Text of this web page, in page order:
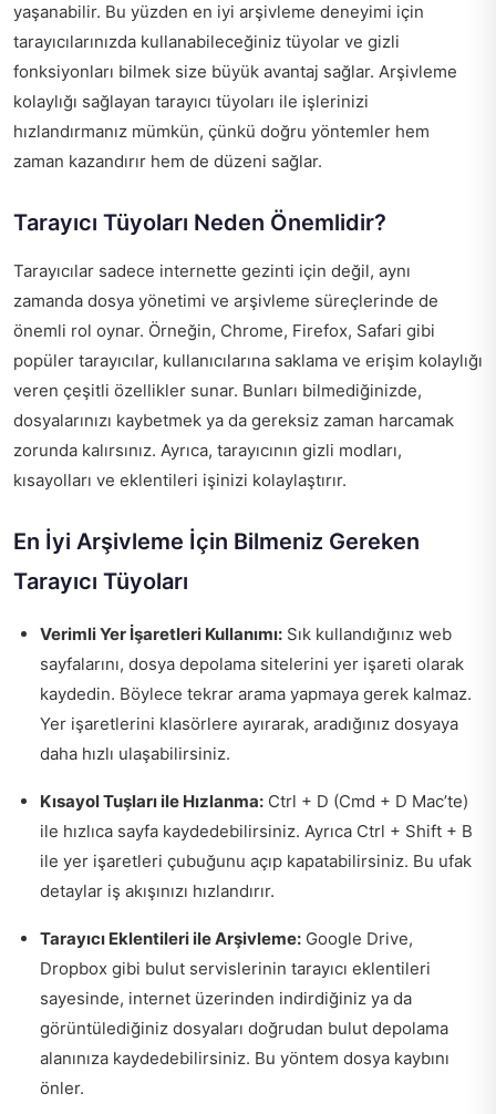
yaşanabilir. Bu yüzden en iyi arşivleme deneyimi için
tarayıcılarınızda kullanabileceğiniz tüyolar ve gizli
fonksiyonları bilmek size büyük avantaj sağlar. Arşivleme
kolaylığı sağlayan tarayıcı tüyoları ile işlerinizi
hızlandırmanız mümkün, çünkü doğru yöntemler hem
zaman kazandırır hem de düzeni sağlar.
Tarayıcı Tüyoları Neden Önemlidir?
Tarayıcılar sadece internette gezinti için değil, aynı
zamanda dosya yönetimi ve arşivleme süreçlerinde de
önemli rol oynar. Örneğin, Chrome, Firefox, Safari gibi
popüler tarayıcılar, kullanıcılarına saklama ve erişim kolaylığı
veren çeşitli özellikler sunar. Bunları bilmediğinizde,
dosyalarınızı kaybetmek ya da gereksiz zaman harcamak
zorunda kalırsınız. Ayrıca, tarayıcının gizli modları,
kısayolları ve eklentileri işinizi kolaylaştırır.
En İyi Arşivleme İçin Bilmeniz Gereken
Tarayıcı Tüyoları
Verimli Yer İşaretleri Kullanımı: Sık kullandığınız web
sayfalarını, dosya depolama sitelerini yer işareti olarak
kaydedin. Böylece tekrar arama yapmaya gerek kalmaz.
Yer işaretlerini klasörlere ayırarak, aradığınız dosyaya
daha hızlı ulaşabilirsiniz.
Kısayol Tuşları ile Hızlanma: Ctrl + D (Cmd + D Mac’te)
ile hızlıca sayfa kaydedebilirsiniz. Ayrıca Ctrl + Shift + B
ile yer işaretleri çubuğunu açıp kapatabilirsiniz. Bu ufak
detaylar iş akışınızı hızlandırır.
Tarayıcı Eklentileri ile Arşivleme: Google Drive,
Dropbox gibi bulut servislerinin tarayıcı eklentileri
sayesinde, internet üzerinden indirdiğiniz ya da
görüntülediğiniz dosyaları doğrudan bulut depolama
alanınıza kaydedebilirsiniz. Bu yöntem dosya kaybını
önler.